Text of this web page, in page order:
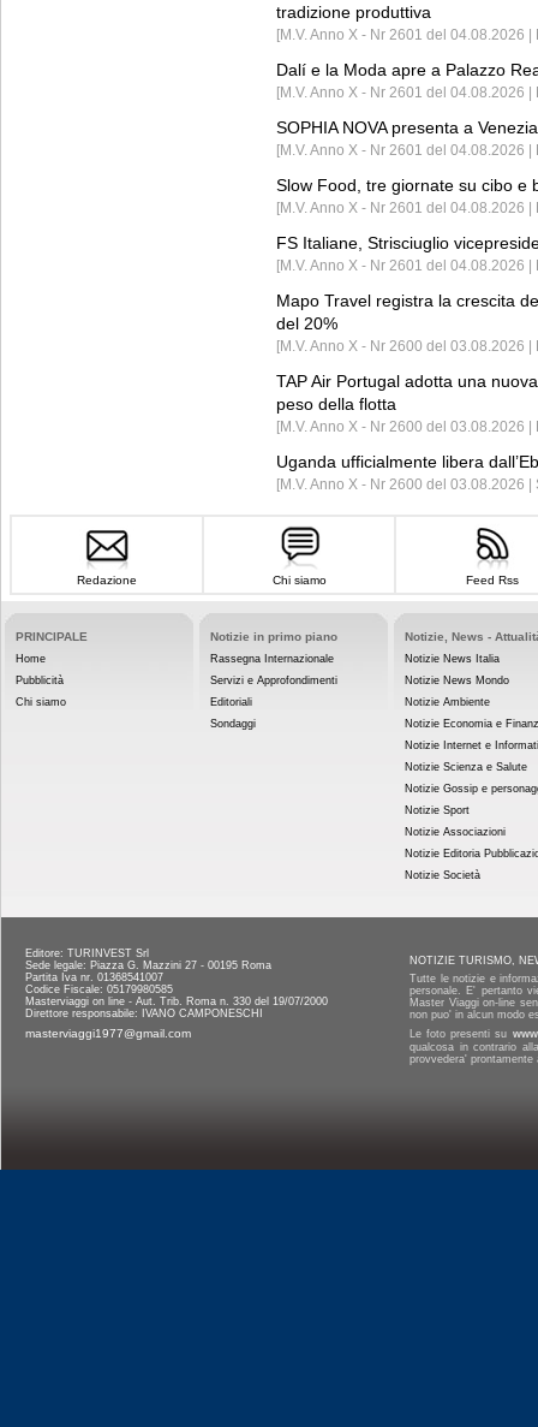
tradizione produttiva
[M.V. Anno X - Nr 2601 del 04.08.2026 |
Dalí e la Moda apre a Palazzo
[M.V. Anno X - Nr 2601 del 04.08.2026 |
SOPHIA NOVA presenta a
[M.V. Anno X - Nr 2601 del 04.08.2026
Slow Food, tre giornate su cibo e
[M.V. Anno X - Nr 2601 del 04.08.2026 |
FS Italiane, Strisciuglio
[M.V. Anno X - Nr 2601 del 04.08.2026 |
Mapo Travel registra la crescita
del 20%
[M.V. Anno X - Nr 2600 del 03.08.2026 |
TAP Air Portugal adotta una
peso della flotta
[M.V. Anno X - Nr 2600 del 03.08.2026
Uganda ufficialmente libera
[M.V. Anno X - Nr 2600 del 03.08.2026
Redazione Chi siamo Feed Rss
PRINCIPALE
Home
Pubblicità
Chi siamo
Notizie in primo piano
Rassegna Internazionale
Servizi e Approfondimenti
Editoriali
Sondaggi
Notizie, News -
Notizie News Italia
Notizie News Mondo
Notizie Ambiente
Notizie Economia e
Notizie Internet e
Notizie Scienza e Salute
Notizie Gossip e
Notizie Sport
Notizie Associazioni
Notizie Editoria
Notizie Società
Editore: TURINVEST Srl
Sede legale: Piazza G. Mazzini 27 - 00195 Roma
Partita Iva nr. 01368541007
Codice Fiscale: 05179980585
Masterviaggi on line - Aut. Trib. Roma n. 330 del 19/07/2000
Direttore responsabile: IVANO CAMPONESCHI
masterviaggi1977@gmail.com
NOTIZIE TURISMO,
Tutte le notizie e
personale. E' pertanto
Master Viaggi on-line
non puo' in alcun modo
Le foto presenti su
qualcosa in contrario
provvedera'